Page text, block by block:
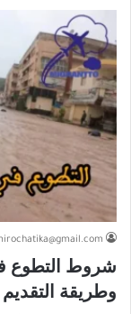
شروط التطوع
وطريقة التقديم